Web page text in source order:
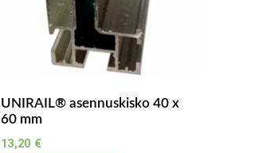
UNIRAIL® asennuskisko 40 x
60 mm
13,20 €